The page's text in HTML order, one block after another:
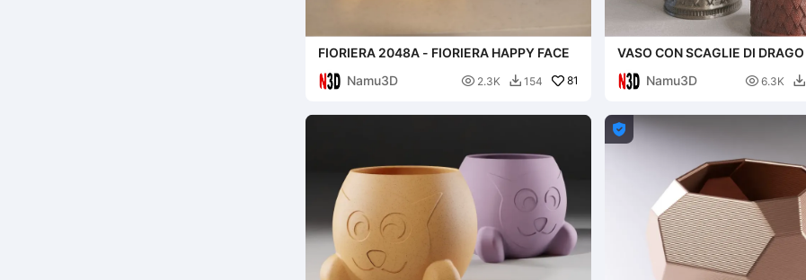
FIORIERA 2048A - FIORIERA HAPPY FACE
Namu3D
 2.3K  154 81
VASO CON SCAGLIE DI DRAGO
Namu3D
 6.3K 
